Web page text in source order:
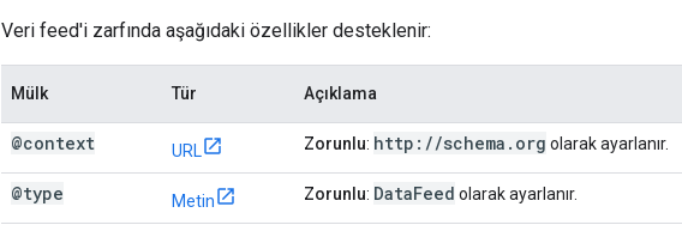
Veri feed'i zarfında aşağıdaki özellikler desteklenir:
Mülk Tür Açıklama
@context URL Zorunlu: http: //schema . org olarak ayarlanır.
@type Metin Zorunlu: DataFeed olarak ayarlanır.